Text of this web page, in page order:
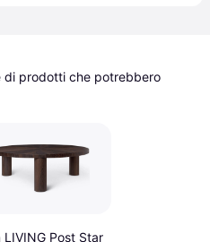
di prodotti che potrebbero
LIVING Post Star